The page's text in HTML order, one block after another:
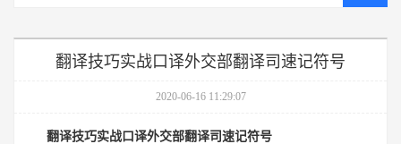
翻译技巧实战口译外交部翻译司速记符号
2020-06-16 11:29:07
翻译技巧实战口译外交部翻译司速记符号